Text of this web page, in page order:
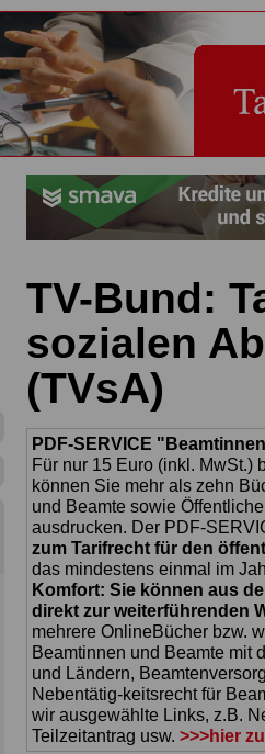
TV-Bund:
sozialen
(TVsA)
PDF-SERVICE
Für nur 15 Euro (inkl. MwSt.)
können Sie mehr als zehn
und Beamte sowie
ausdrucken. Der PDF-
zum Tarifrecht für den
das mindestens einmal im
Komfort: Sie können aus
direkt zur weiterführenden
mehrere OnlineBücher bzw.
Beamtinnen und Beamte mit
und Ländern,
Nebentätig-keitsrecht für
wir ausgewählte Links, z.B.
Teilzeitantrag usw. >>>hier